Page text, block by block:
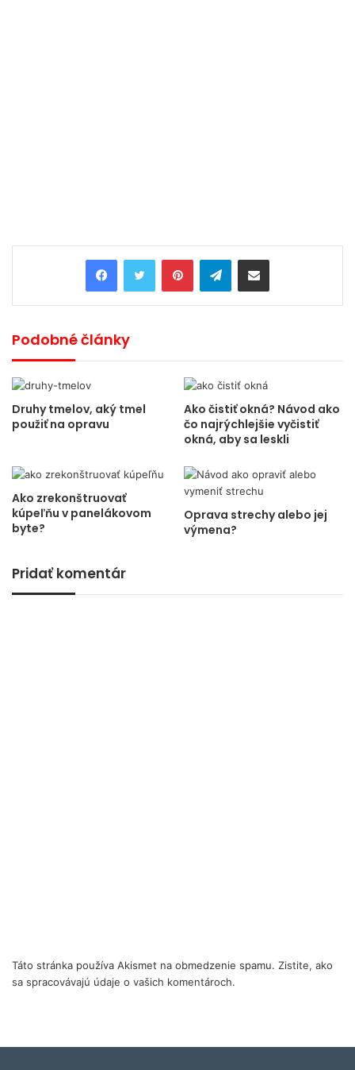
PinterestTelegramShare via Email
Podobné články
Druhy tmelov, aký tmel
použiť na opravu
Ako čistiť okná? Návod ako
čo najrýchlejšie vyčistiť
okná, aby sa leskli
Ako zrekonštruovať
kúpeľňu v panelákovom
byte?
Oprava strechy alebo jej
výmena?
Pridať komentár
Táto stránka používa Akismet na obmedzenie spamu. Zistite, ako
sa spracovávajú údaje o vašich komentároch.